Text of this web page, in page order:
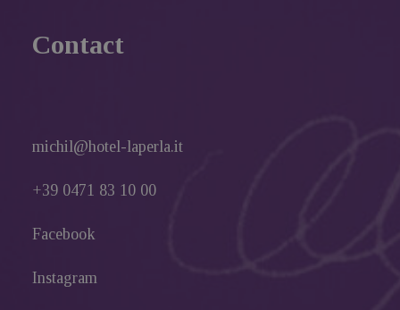
Contact
michil@hotel-laperla.it
+39 0471 83 10 00
Facebook
Instagram